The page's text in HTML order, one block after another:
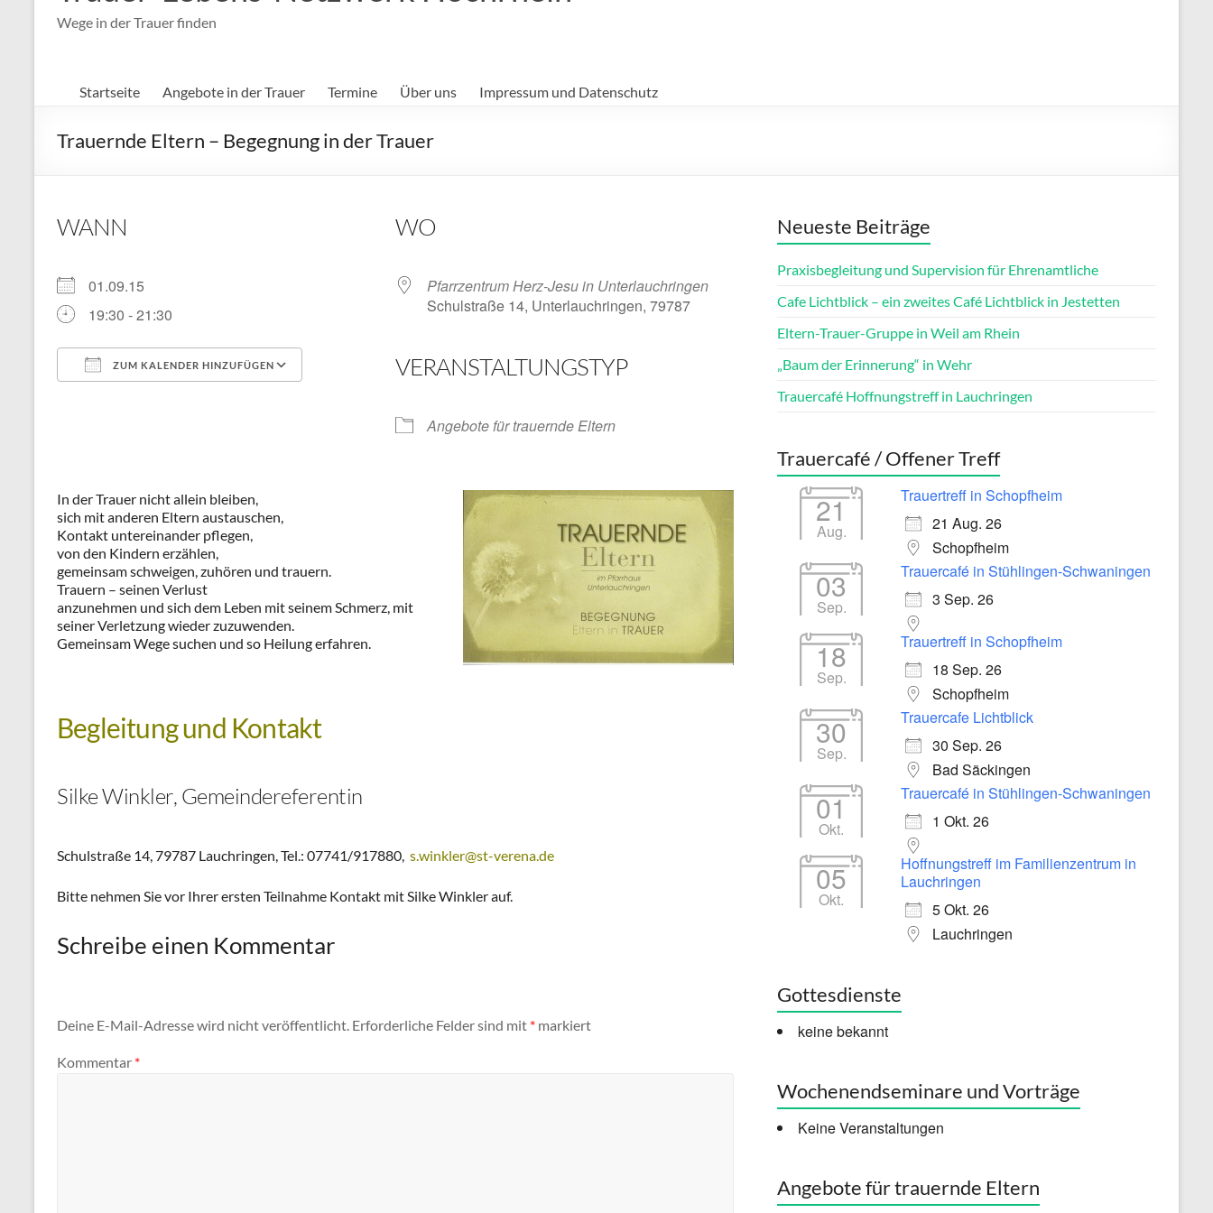
Wege in der Trauer finden
Startseite Angebote in der Trauer Termine Über uns Impressum und Datenschutz
Trauernde Eltern – Begegnung in der Trauer
WANN
01.09.15
19:30 - 21:30
ZUM KALENDER HINZUFÜGEN
Office 365
WO
Pfarrzentrum Herz-Jesu in Unterlauchringen
Schulstraße 14, Unterlauchringen, 79787
VERANSTALTUNGSTYP
Angebote für trauernde Eltern
In der Trauer nicht allein bleiben,
sich mit anderen Eltern austauschen,
Kontakt untereinander pflegen,
von den Kindern erzählen,
gemeinsam schweigen, zuhören und trauern.
Trauern – seinen Verlust
anzunehmen und sich dem Leben mit seinem Schmerz, mit
seiner Verletzung wieder zuzuwenden.
Gemeinsam Wege suchen und so Heilung erfahren.
Begleitung und Kontakt
Silke Winkler, Gemeindereferentin
Schulstraße 14, 79787 Lauchringen, Tel.: 07741/917880, s.winkler@st-verena.de
Bitte nehmen Sie vor Ihrer ersten Teilnahme Kontakt mit Silke Winkler auf.
Schreibe einen Kommentar
Deine E-Mail-Adresse wird nicht veröffentlicht. Erforderliche Felder sind mit * markiert
Kommentar *
Neueste Beiträge
Praxisbegleitung und Supervision für Ehrenamtliche
Cafe Lichtblick – ein zweites Café Lichtblick in Jestetten
Eltern-Trauer-Gruppe in Weil am Rhein
„Baum der Erinnerung“ in Wehr
Trauercafé Hoffnungstreff in Lauchringen
Trauercafé / Offener Treff
21
Aug.
Trauertreff in Schopfheim
21 Aug. 26
Schopfheim
03
Sep.
Trauercafé in Stühlingen-Schwaningen
3 Sep. 26
18
Sep.
Trauertreff in Schopfheim
18 Sep. 26
Schopfheim
30
Sep.
Trauercafe Lichtblick
30 Sep. 26
Bad Säckingen
01
Okt.
Trauercafé in Stühlingen-Schwaningen
1 Okt. 26
05
Okt.
Hoffnungstreff im Familienzentrum in
Lauchringen
5 Okt. 26
Lauchringen
Gottesdienste
keine bekannt
Wochenendseminare und Vorträge
Keine Veranstaltungen
Angebote für trauernde Eltern